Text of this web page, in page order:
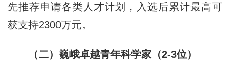
先推荐申请各类人才计划，入选后累计最高可
获支持2300万元。
（二）巍峨卓越青年科学家（2-3位）